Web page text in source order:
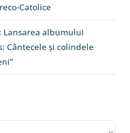
Catolice
Lansarea albumului
Cântecele și colindele